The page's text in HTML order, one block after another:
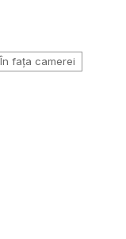
În fața camerei